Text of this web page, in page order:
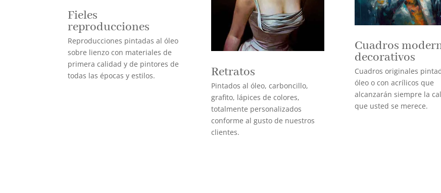
Fieles
reproducciones
Reproducciones pintadas al óleo
sobre lienzo con materiales de
primera calidad y de pintores de
todas las épocas y estilos.
Retratos
Pintados al óleo, carboncillo,
grafito, lápices de colores,
totalmente personalizados
conforme al gusto de nuestros
clientes.
Cuadros
decorativos
Cuadros originales
óleo o con acrílicos que
alcanzarán siempre la
que usted se merece.